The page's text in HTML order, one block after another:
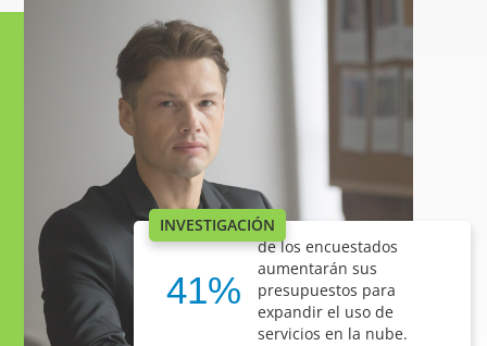
41%
INVESTIGACIÓN
de los encuestados
aumentarán sus
presupuestos para
expandir el uso de
servicios en la nube.